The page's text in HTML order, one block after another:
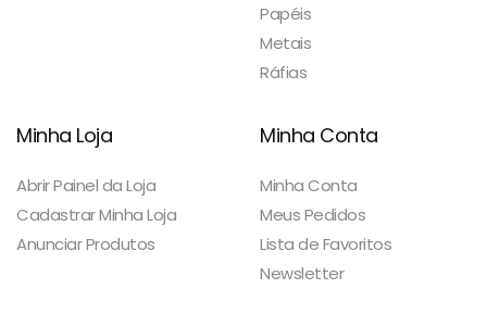
Papéis
Metais
Ráfias
Minha Loja
Abrir Painel da Loja
Cadastrar Minha Loja
Anunciar Produtos
Minha Conta
Minha Conta
Meus Pedidos
Lista de Favoritos
Newsletter